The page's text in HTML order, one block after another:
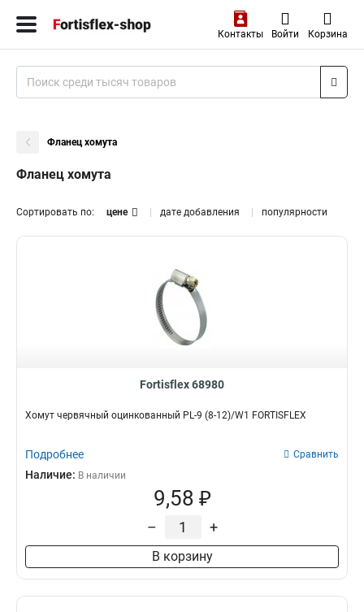
Контакты Войти Корзина
Фланец хомута
Фланец хомута
Сортировать по: цене дате добавления популярности
Fortisflex 68980
Хомут червячный оцинкованный PL-9 (8-12)/W1 FORTISFLEX
Подробнее Сравнить
Наличие: В наличии
9,58 ₽
– +
В корзину